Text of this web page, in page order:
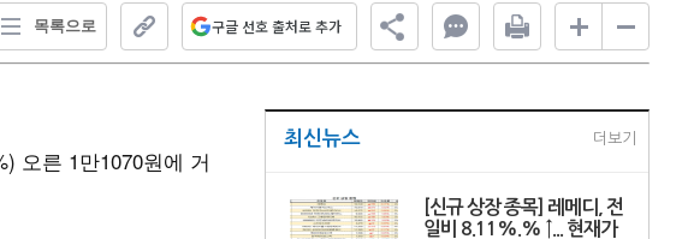
목록으로 구글 선호 출처로 추가
오른 1만1070원에 거
최신뉴스 더보기
[신규 상장 종목] 레메디, 전
일비 8.11%.% ↑... 현재가